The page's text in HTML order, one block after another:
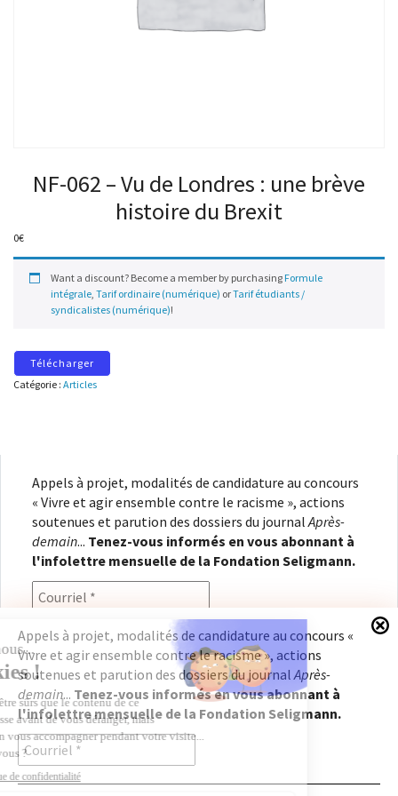
NF-062 – Vu de Londres : une brève
histoire du Brexit
0€
Want a discount? Become a member by purchasing Formule
intégrale, Tarif ordinaire (numérique) orTarif étudiants /
syndicalistes (numérique)!
Télécharger
Catégorie : Articles
Appels à projet, modalités de candidature au concours
« Vivre et agir ensemble contre le racisme », actions
soutenues et parution des dossiers du journal Après-
demain... Tenez-vous informés en vous abonnant à
l'infolettre mensuelle de la Fondation Seligmann.
En renseignant votre adresse électronique, vous
consentez à recevoir l'infolettre de la Fondation
Seligmann, conformément à notrepolitique de
confidentialité. Il vous sera possible de vous
désabonner à tout moment.
Appels à projet, modalités de candidature au concours «
Vivre et agir ensemble contre le racisme », actions
soutenues et parution des dossiers du journalAprès-
demain... Tenez-vous informés en vous abonnant à
l'infolettre mensuelle de la Fondation Seligmann.